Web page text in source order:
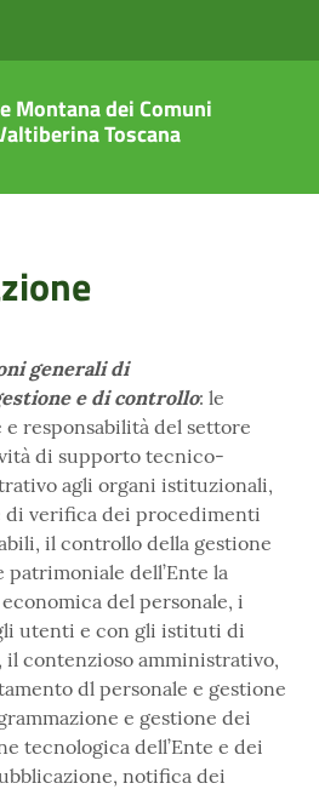
Montana dei Comuni
Toscana
generali di
e di controllo: le
responsabilità del settore
di supporto tecnico-
agli organi istituzionali,
di verifica dei procedimenti
il controllo della gestione
dell’Ente la
del personale, i
utenti e con gli istituti di
contenzioso amministrativo,
dl personale e gestione
e gestione dei
tecnologica dell’Ente e dei
notifica dei